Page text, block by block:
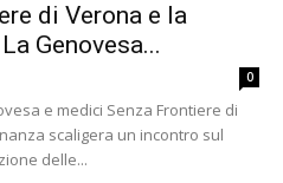
di Verona e la
Genovesa...
0
e medici Senza Frontiere di
scaligera un incontro sul
delle...